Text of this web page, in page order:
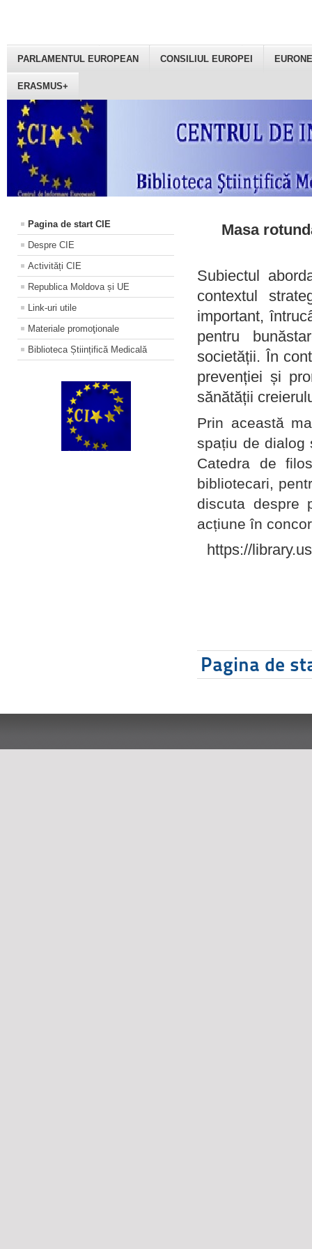
PARLAMENTUL EUROPEAN CONSILIUL EUROPEI
ERASMUS+
Pagina de start CIE
Despre CIE
Activități CIE
Republica Moldova și UE
Link-uri utile
Materiale promoţionale
Biblioteca Științifică Medicală
Masa
Subiectul
contextul
important,
pentru
societății. În
prevenției și
sănătății
Prin această
spațiu de dialog
Catedra de
bibliotecari,
discuta despre
acțiune în
https://
Pagina de